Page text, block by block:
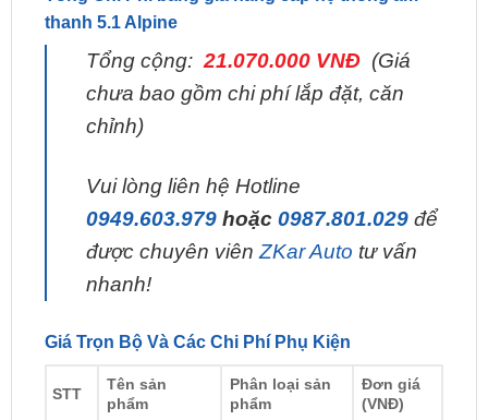
Tổng Chi Phí bảng giá nâng cấp hệ thống âm
chưa bao gồm chi phí lắp đặt, căn
chỉnh)
Vui lòng liên hệ Hotline
được chuyên viênZKar Auto